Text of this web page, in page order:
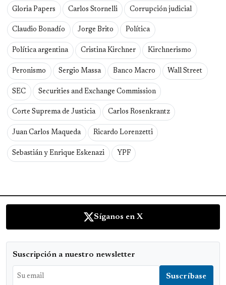
Gloria Papers Carlos Stornelli Corrupción judicial
Claudio Bonadío Jorge Brito Política
Política argentina Cristina Kirchner Kirchnerismo
Peronismo Sergio Massa Banco Macro Wall Street
SEC Securities and Exchange Commission
Corte Suprema de Justicia Carlos Rosenkrantz
Juan Carlos Maqueda Ricardo Lorenzetti
Sebastián y Enrique Eskenazi YPF
Síganos en X
Suscripción a nuestro newsletter